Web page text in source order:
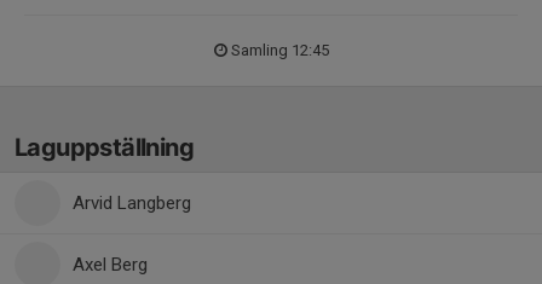
Samling 12:45
Laguppställning
Arvid Langberg
Axel Berg